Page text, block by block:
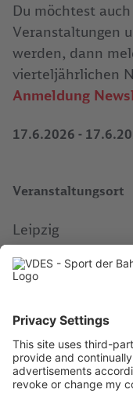
Du möchtest
Veranstaltungen
werden, dann
vierteljährlichen
Anmeldung
17.6.2026 -
Veranstaltungsort
Leipzig
Anmeldeschluss:
Aktuelles